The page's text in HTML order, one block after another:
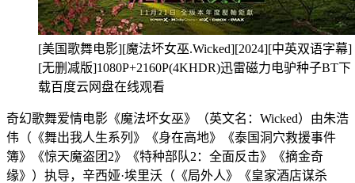
[美国歌舞电影][魔法坏女巫.Wicked][2024][中英双语字幕]
[无删减版]1080P+2160P(4KHDR)迅雷磁力电驴种子BT下
载百度云网盘在线观看
奇幻歌舞爱情电影《魔法坏女巫》（英文名：Wicked）由朱浩
伟（《舞出我人生系列》《身在高地》《泰国洞穴救援事件
簿》《惊天魔盗团2》《特种部队2：全面反击》《摘金奇
缘》）执导，辛西娅·埃里沃（《局外人》《皇家酒店谋杀